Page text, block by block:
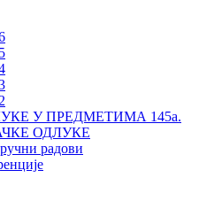
У ПРЕДМЕТИМА 145а.
ОДЛУКЕ
радови